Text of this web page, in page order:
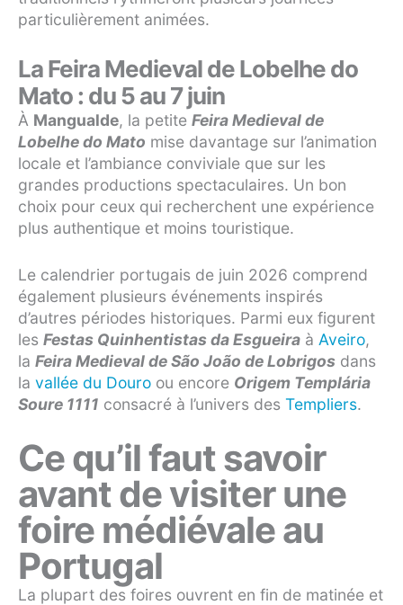
particulièrement animées.
La Feira Medieval de Lobelhe do
Mato : du 5 au 7 juin
À Mangualde, la petite Feira Medieval de
Lobelhe do Mato mise davantage sur l’animation
locale et l’ambiance conviviale que sur les
grandes productions spectaculaires. Un bon
choix pour ceux qui recherchent une expérience
plus authentique et moins touristique.
Le calendrier portugais de juin 2026 comprend
également plusieurs événements inspirés
d’autres périodes historiques. Parmi eux figurent
les Festas Quinhentistas da Esgueira à Aveiro,
la Feira Medieval de São João de Lobrigos dans
la vallée du Douro ou encore Origem Templária
Soure 1111 consacré à l’univers des Templiers.
Ce qu’il faut savoir
avant de visiter une
foire médiévale au
Portugal
La plupart des foires ouvrent en fin de matinée et